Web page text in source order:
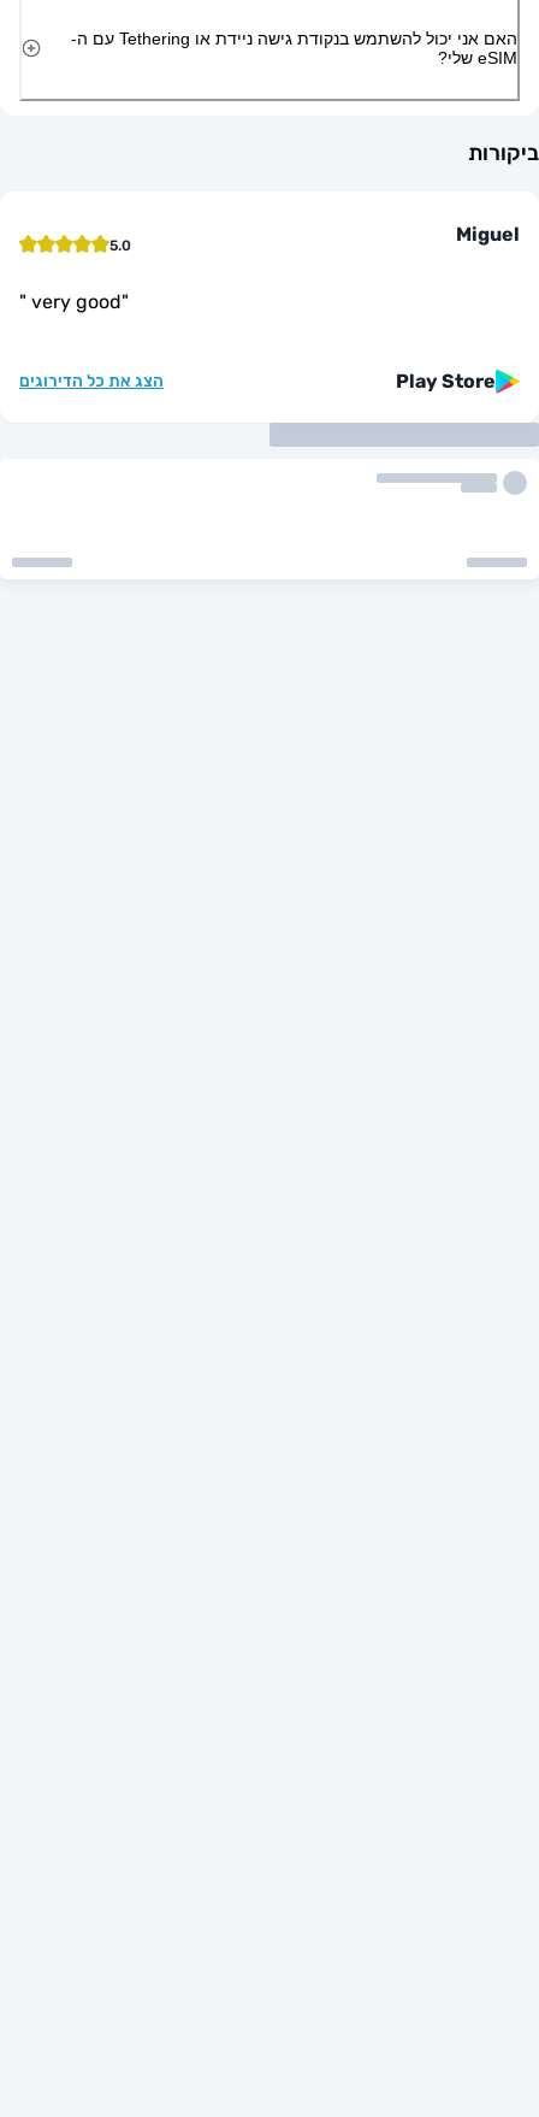
האם אני יכול להשתמש בנקודת גישה ניידת או Tethering עם ה-
"very good
Play הצג את כל הדירוגים